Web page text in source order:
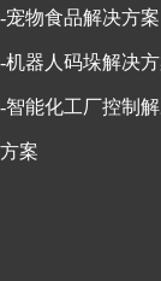
-宠物食品解决方案
-机器人码垛解决
-智能化工厂控制
方案